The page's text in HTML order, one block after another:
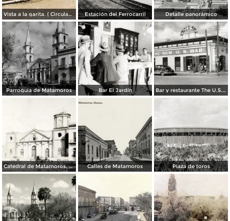
Vista a la garita. ( Circulada el 9 de Julio de 1956 ). Estación del Ferrocarril Detalle panorámico
Parroquia de Matamoros Bar El Jardín Bar y restaurante The U.S. Bar
Catedral de Matamoros, dañada por el huracán del 4 de septiembre de 1933 Calles de Matamoros Plaza de toros